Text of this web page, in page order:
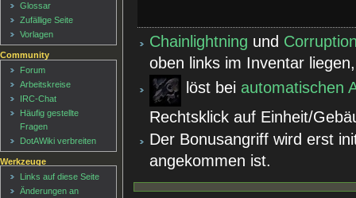
Chainlightning und
oben links im Inventar
löst bei automatischen
Rechtsklick auf Einheit/
Der Bonusangriff wird erst
angekommen ist.
Glossar
Zufällige Seite
Vorlagen
Community
Forum
Arbeitskreise
IRC-Chat
Häufig gestellte
Fragen
DotAWiki verbreiten
Werkzeuge
Links auf diese Seite
Änderungen an